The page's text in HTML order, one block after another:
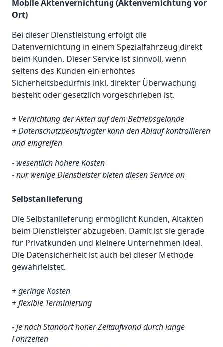
Mobile Aktenvernichtung (Aktenvernichtung vor
Ort)
Bei dieser Dienstleistung erfolgt die
Datenvernichtung in einem Spezialfahrzeug direkt
beim Kunden. Dieser Service ist sinnvoll, wenn
seitens des Kunden ein erhöhtes
Sicherheitsbedürfnis inkl. direkter Überwachung
besteht oder gesetzlich vorgeschrieben ist.
+ Vernichtung der Akten auf dem Betriebsgelände
+Datenschutzbeauftragter kann den Ablauf kontrollieren
und eingreifen
- wesentlich höhere Kosten
-nur wenige Dienstleister bieten diesen Service an
Selbstanlieferung
Die Selbstanlieferung ermöglicht Kunden, Altakten
beim Dienstleister abzugeben. Damit ist sie gerade
für Privatkunden und kleinere Unternehmen ideal.
Die Datensicherheit ist auch bei dieser Methode
gewährleistet.
+geringe Kosten
+flexible Terminierung
-je nach Standort hoher Zeitaufwand durch lange
Fahrzeiten